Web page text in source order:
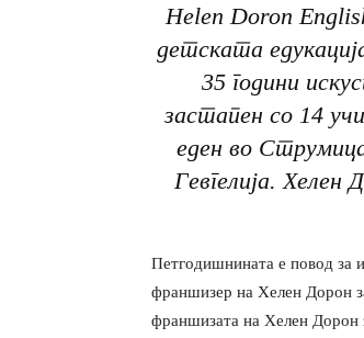
Helen Doron
детската
35 години
застапен со 14
еден во
Гевгелија.
Петгодишнината е повод за
франшизер на Хелен Дорон
франшизата на Хелен Дорон